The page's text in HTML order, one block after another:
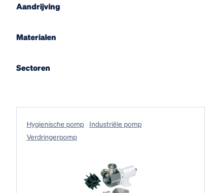
Aandrijving
Materialen
Sectoren
Hygienische pomp
Industriële pomp
Verdringerpomp